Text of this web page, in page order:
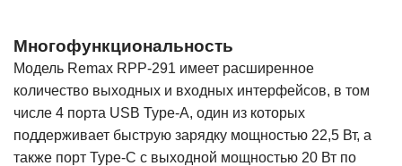
Многофункциональность
Модель Remax RPP-291 имеет расширенное
количество выходных и входных интерфейсов, в том
числе 4 порта USB Type-A, один из которых
поддерживает быструю зарядку мощностью 22,5 Вт, а
также порт Type-C с выходной мощностью 20 Вт по